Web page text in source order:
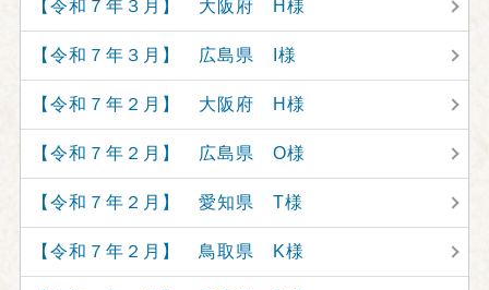
【令和７年３月】 大阪府 H様
【令和７年３月】 広島県 I様
【令和７年２月】 大阪府 H様
【令和７年２月】 広島県 O様
【令和７年２月】 愛知県 T様
【令和７年２月】 鳥取県 K様